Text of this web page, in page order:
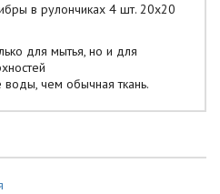
в рулончиках 4 шт. 20х20
для мытья, но и для
чем обычная ткань.